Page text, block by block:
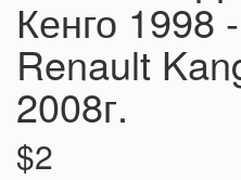
Кенго 1998
Renault
2008г.
$2